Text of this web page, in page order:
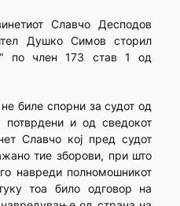
Славчо Десподов
Душко Симов сторил
по член 173 став 1 од
биле спорни за судот од
потврдени и од сведокот
Славчо кој пред судот
тие зборови, при што
навреди полномошникот
тоа било одговор на